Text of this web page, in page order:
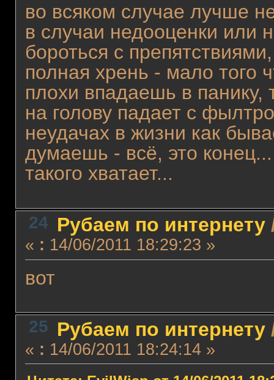
во всяком случае лучше
в случаи недооценки или
бороться с
полная хрень - мало того
плохи впадаешь в
на голову падает с
неудачах в жизни как
думаешь - всё, это
такого хватает...
24 Рубаем по интернету
« : 14/06/2011 18:29:23 »
вот
25 Рубаем по интернету
« : 14/06/2011 18:24:14 »